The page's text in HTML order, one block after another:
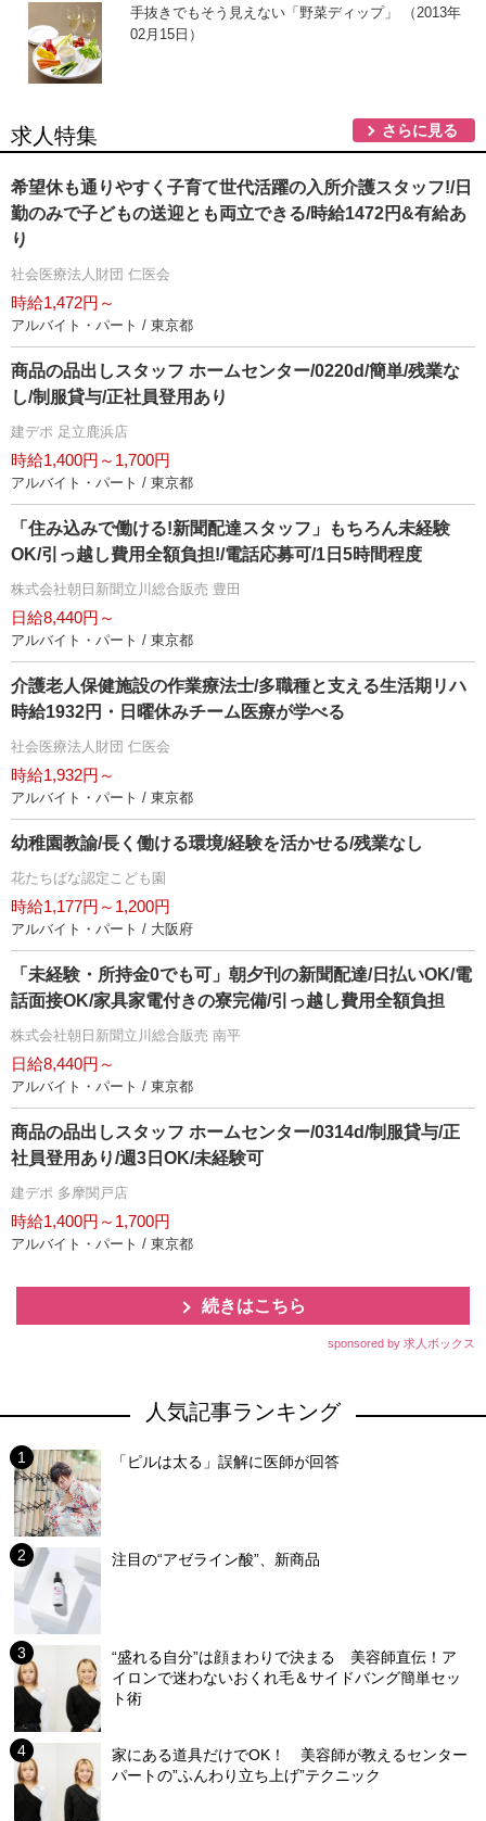
手抜きでもそう見えない「野菜ディップ」 （2013年
02月15日）
求人特集 さらに見る
希望休も通りやすく子育て世代活躍の入所介護スタッフ!/日
勤のみで子どもの送迎とも両立できる/時給1472円&有給あ
り
社会医療法人財団 仁医会
時給1,472円～
アルバイト・パート / 東京都
商品の品出しスタッフ ホームセンター/0220d/簡単/残業な
し/制服貸与/正社員登用あり
建デポ 足立鹿浜店
時給1,400円～1,700円
アルバイト・パート / 東京都
「住み込みで働ける!新聞配達スタッフ」もちろん未経験
OK/引っ越し費用全額負担!/電話応募可/1日5時間程度
株式会社朝日新聞立川総合販売 豊田
日給8,440円～
アルバイト・パート / 東京都
介護老人保健施設の作業療法士/多職種と支える生活期リハ
時給1932円・日曜休みチーム医療が学べる
社会医療法人財団 仁医会
時給1,932円～
アルバイト・パート / 東京都
幼稚園教諭/長く働ける環境/経験を活かせる/残業なし
花たちばな認定こども園
時給1,177円～1,200円
アルバイト・パート / 大阪府
「未経験・所持金0でも可」朝夕刊の新聞配達/日払いOK/電
話面接OK/家具家電付きの寮完備/引っ越し費用全額負担
株式会社朝日新聞立川総合販売 南平
日給8,440円～
アルバイト・パート / 東京都
商品の品出しスタッフ ホームセンター/0314d/制服貸与/正
社員登用あり/週3日OK/未経験可
建デポ 多摩関戸店
時給1,400円～1,700円
アルバイト・パート / 東京都
続きはこちら
sponsored by 求人ボックス
人気記事ランキング
「ピルは太る」誤解に医師が回答
注目の“アゼライン酸”、新商品
“盛れる自分”は顔まわりで決まる 美容師直伝！ア
イロンで迷わないおくれ毛＆サイドバング簡単セッ
ト術
家にある道具だけでOK！ 美容師が教えるセンター
パートの”ふんわり立ち上げ”テクニック